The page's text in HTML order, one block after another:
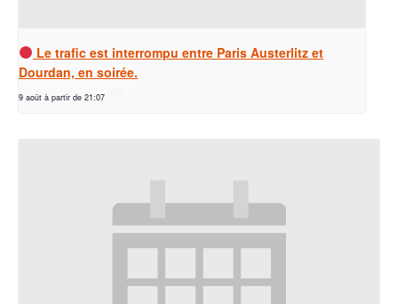
Le trafic est interrompu entre Paris Austerlitz et
Dourdan, en soirée.
9 août à partir de 21:07